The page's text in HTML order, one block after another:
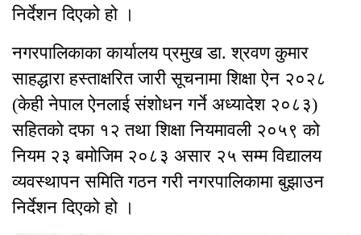
निर्देशन दिएको हो ।
नगरपालिकाका कार्यालय प्रमुख डा. श्रवण कुमार
साहद्धारा हस्ताक्षरित जारी सूचनामा शिक्षा ऐन २०२८
(केही नेपाल ऐनलाई संशोधन गर्ने अध्यादेश २०८३)
सहितको दफा १२ तथा शिक्षा नियमावली २०५९ को
नियम २३ बमोजिम २०८३ असार २५ सम्म विद्यालय
व्यवस्थापन समिति गठन गरी नगरपालिकामा बुझाउन
निर्देशन दिएको हो ।